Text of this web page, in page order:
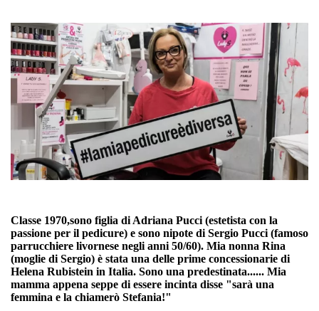
Classe 1970,sono figlia di Adriana Pucci (estetista con la
passione per il pedicure) e sono nipote di Sergio Pucci (famoso
parrucchiere livornese negli anni 50/60). Mia nonna Rina
(moglie di Sergio) è stata una delle prime concessionarie di
Helena Rubistein in Italia. Sono una predestinata...... Mia
mamma appena seppe di essere incinta disse "sarà una
femmina e la chiamerò Stefania!"